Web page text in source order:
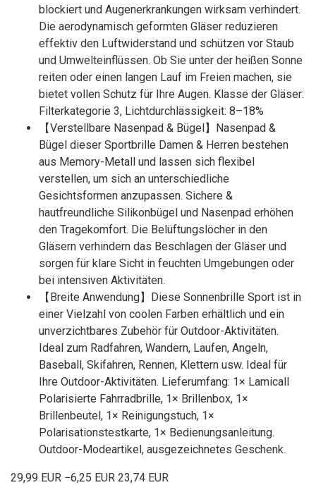
blockiert und Augenerkrankungen wirksam verhindert.
Die aerodynamisch geformten Gläser reduzieren
effektiv den Luftwiderstand und schützen vor Staub
und Umwelteinflüssen. Ob Sie unter der heißen Sonne
reiten oder einen langen Lauf im Freien machen, sie
bietet vollen Schutz für Ihre Augen. Klasse der Gläser:
Filterkategorie 3, Lichtdurchlässigkeit: 8–18%
【Verstellbare Nasenpad & Bügel】Nasenpad &
Bügel dieser Sportbrille Damen & Herren bestehen
aus Memory-Metall und lassen sich flexibel
verstellen, um sich an unterschiedliche
Gesichtsformen anzupassen. Sichere &
hautfreundliche Silikonbügel und Nasenpad erhöhen
den Tragekomfort. Die Belüftungslöcher in den
Gläsern verhindern das Beschlagen der Gläser und
sorgen für klare Sicht in feuchten Umgebungen oder
bei intensiven Aktivitäten.
【Breite Anwendung】Diese Sonnenbrille Sport ist in
einer Vielzahl von coolen Farben erhältlich und ein
unverzichtbares Zubehör für Outdoor-Aktivitäten.
Ideal zum Radfahren, Wandern, Laufen, Angeln,
Baseball, Skifahren, Rennen, Klettern usw. Ideal für
Ihre Outdoor-Aktivitäten. Lieferumfang: 1× Lamicall
Polarisierte Fahrradbrille, 1× Brillenbox, 1×
Brillenbeutel, 1× Reinigungstuch, 1×
Polarisationstestkarte, 1× Bedienungsanleitung.
Outdoor-Modeartikel, ausgezeichnetes Geschenk.
29,99 EUR −6,25 EUR 23,74 EUR